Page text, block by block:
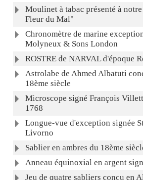
Moulinet à tabac présenté à
Fleur du Mal"
Chronomètre de marine
Molyneux & Sons London
ROSTRE de NARVAL d'époque
Astrolabe de Ahmed Albatuti
18ème siècle
Microscope signé François
1768
Longue-vue d'exception signée
Livorno
Sablier en ambres du 18ème
Anneau équinoxial en argent
Jeu de quatre sabliers conçu en